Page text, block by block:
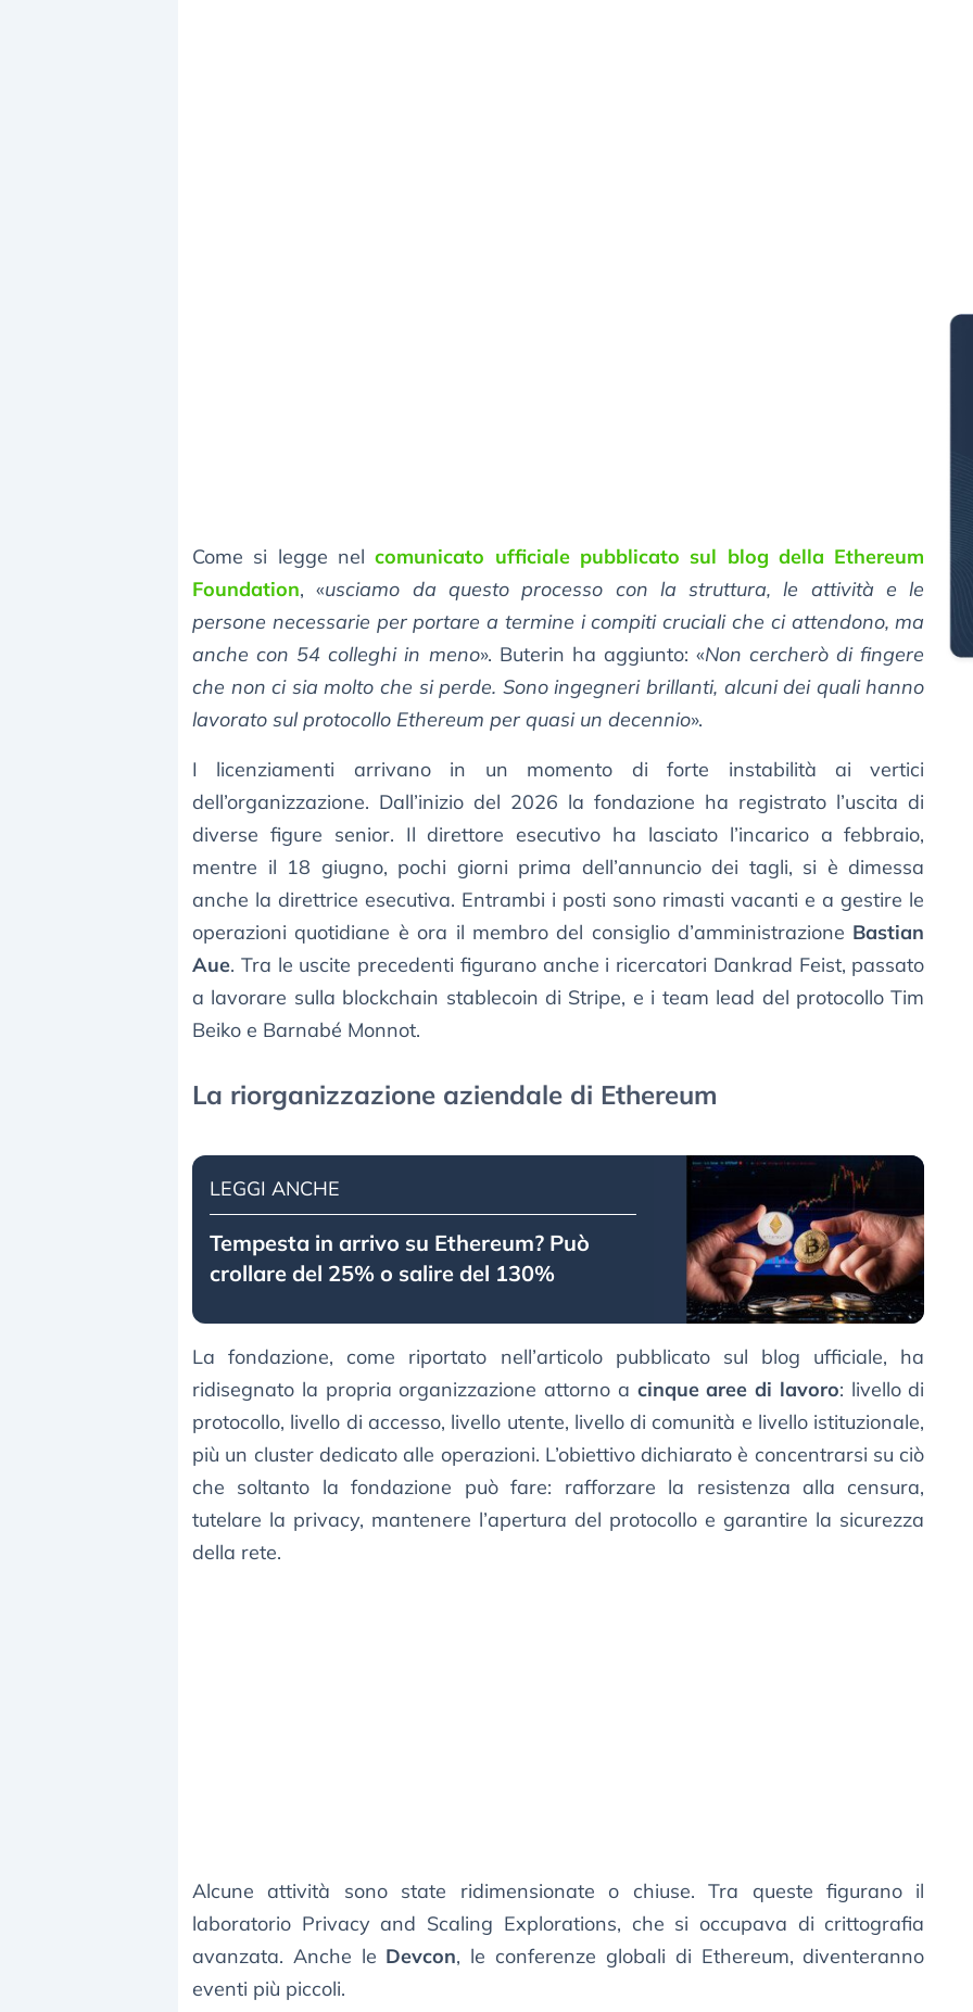
Come si legge nelcomunicato ufficiale pubblicato sul blog della Ethereum
Foundation, «usciamo da questo processo con la struttura, le attività e le
persone necessarie per portare a termine i compiti cruciali che ci attendono, ma
anche con 54 colleghi in meno». Buterin ha aggiunto: «Non cercherò di fingere
che non ci sia molto che si perde. Sono ingegneri brillanti, alcuni dei quali hanno
lavorato sul protocollo Ethereum per quasi un decennio».
I licenziamenti arrivano in un momento di forte instabilità ai vertici
dell’organizzazione. Dall’inizio del 2026 la fondazione ha registrato l’uscita di
diverse figure senior. Il direttore esecutivo ha lasciato l’incarico a febbraio,
mentre il 18 giugno, pochi giorni prima dell’annuncio dei tagli, si è dimessa
anche la direttrice esecutiva. Entrambi i posti sono rimasti vacanti e a gestire le
operazioni quotidiane è ora il membro del consiglio d’amministrazione Bastian
Aue. Tra le uscite precedenti figurano anche i ricercatori Dankrad Feist, passato
a lavorare sulla blockchain stablecoin di Stripe, e i team lead del protocollo Tim
Beiko e Barnabé Monnot.
La riorganizzazione aziendale di Ethereum
LEGGI ANCHE
Tempesta in arrivo su Ethereum? Può
crollare del 25% o salire del 130%
La fondazione, come riportato nell’articolo pubblicato sul blog ufficiale, ha
ridisegnato la propria organizzazione attorno a cinque aree di lavoro: livello di
protocollo, livello di accesso, livello utente, livello di comunità e livello istituzionale,
più un cluster dedicato alle operazioni. L’obiettivo dichiarato è concentrarsi su ciò
che soltanto la fondazione può fare: rafforzare la resistenza alla censura,
tutelare la privacy, mantenere l’apertura del protocollo e garantire la sicurezza
della rete.
Alcune attività sono state ridimensionate o chiuse. Tra queste figurano il
laboratorio Privacy and Scaling Explorations, che si occupava di crittografia
avanzata. Anche le Devcon, le conferenze globali di Ethereum, diventeranno
eventi più piccoli.